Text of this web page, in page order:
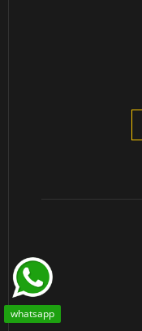
whatsapp